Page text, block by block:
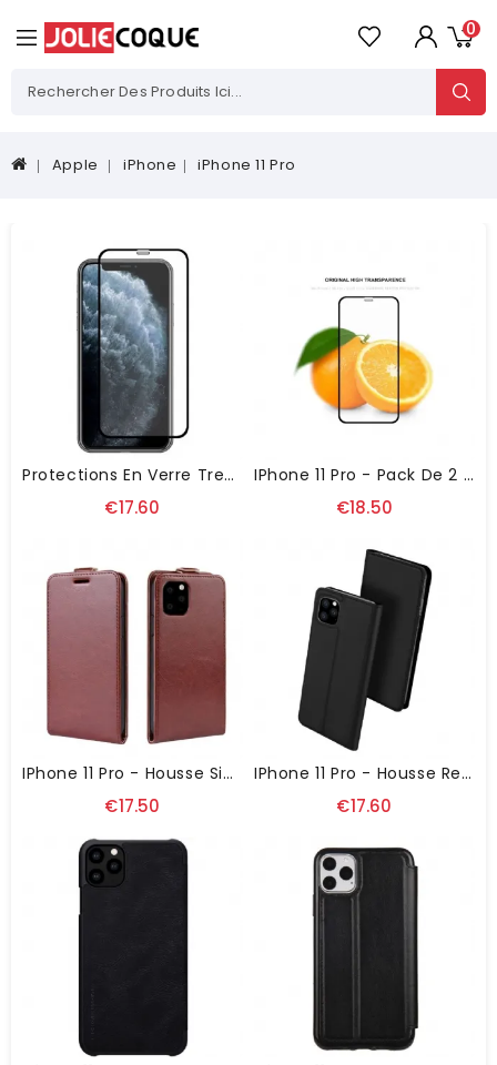
0
Apple iPhone iPhone 11 Pro
Protections En Verre Trempé Avant Et Arrière Pour IPhone 11 Pro
€17.60
IPhone 11 Pro - Pack De 2 Films En Verre Trempé Full Size
€18.50
IPhone 11 Pro - Housse Simili Cuir Avec Rabat Verticale
€17.50
IPhone 11 Pro - Housse Revêtement Satiné
€17.60